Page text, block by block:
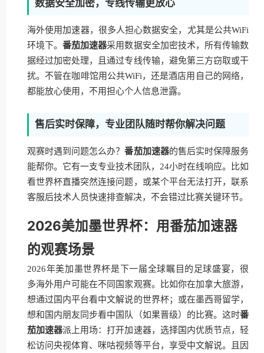
数据安全加密，专线传输更放心
海外使用加速器，很多人担心数据安全，尤其是公共WiFi
环境下。番茄加速器采用数据安全加密技术，所有传输数
据经过加密处理，且通过专线传输，避免第三方窃取或干
扰。不管在咖啡馆用公共WiFi，还是酒店用自己的网络，
都能放心使用，不用担心个人信息泄露。
售后实时保障，专业团队随时帮你解决问题
观赛时遇到问题怎么办？番茄加速器的售后实时保障服务
能帮你。它有一支专业技术团队，24小时在线响应。比如
看世界杯直播突然连接问题，或某个平台无法打开，联系
客服后技术人员快速排查解决，不会错过比赛关键环节。
2026美加墨世界杯：用番茄加速器
的观赛场景
2026年美加墨世界杯是下一届全球瞩目的足球盛宴，很
多海外用户可能在不同国家观赛。比如你在加拿大旅游，
想通过国内平台看中文解说的世界杯；或在墨西哥留学，
想和国内朋友同步看中国队（如果晋级）的比赛。这时番
茄加速器派上用场：打开加速器，选择国内优质节点，轻
松访问央视体育、咪咕视频等平台，享受中文解说。且因